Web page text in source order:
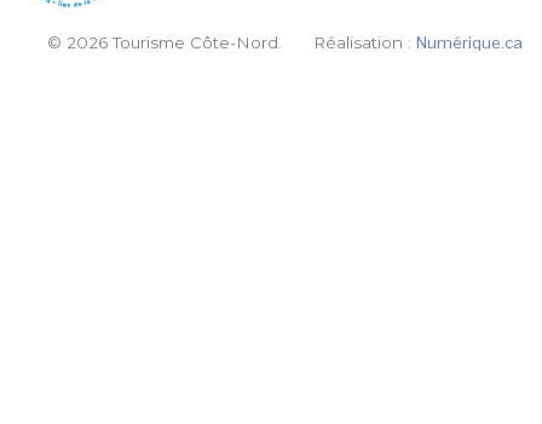
© 2026 Tourisme Côte-Nord. Réalisation :Numérique.ca